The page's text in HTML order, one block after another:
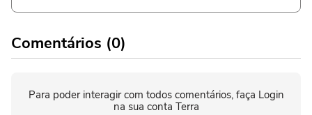
Comentários (0)
Para poder interagir com todos comentários, faça Login
na sua conta Terra